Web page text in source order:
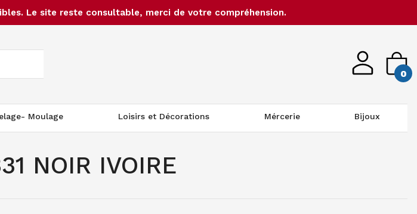
Le site reste consultable, merci de votre compréhension.
0
Moulage Loisirs et Décorations Mércerie Bijoux
NOIR IVOIRE